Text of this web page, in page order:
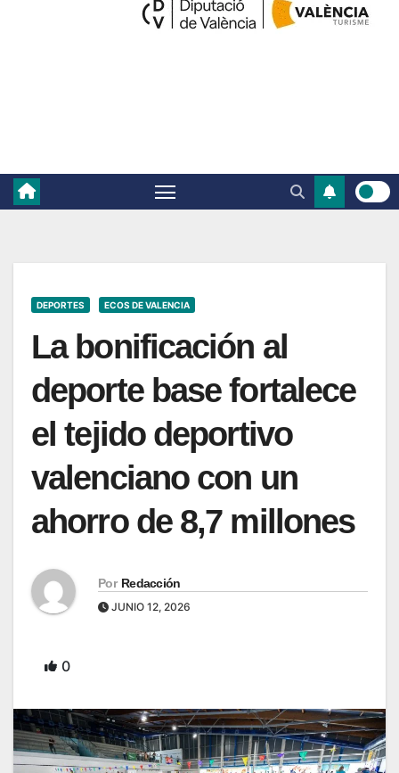
DEPORTES ECOS DE VALENCIA
La bonificación al
deporte base fortalece
el tejido deportivo
valenciano con un
ahorro de 8,7 millones
Por Redacción
JUNIO 12, 2026
0